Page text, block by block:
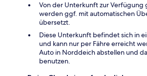
Von der Unterkunft zur
werden ggf. mit automatischen
übersetzt.
Diese Unterkunft befindet sich in
und kann nur per Fähre erreicht
Auto in Norddeich abstellen und
benutzen.